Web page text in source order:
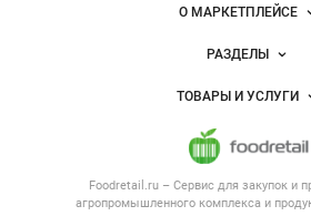
Важные разделы и
Foodretail.ru – Сервис для закупок и
агропромышленного комплекса и
Навигация по сайтуО МАРКЕТПЛЕЙСЕ
Новости Foodretail.ru
Размещение
Публичная оферта
Контактная
Политика обработки
РАЗДЕЛЫ
Объявления
Новости рынка
Вакансии
ТОВАРЫ И УСЛУГИ
Напитки, соки, вода
Оборудование для